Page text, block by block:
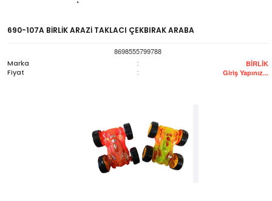
690-107A BİRLİK ARAZİ TAKLACI ÇEKBIRAK ARABA
8698555799788
Marka
: BİRLİK
Fiyat : Giriş Yapınız...